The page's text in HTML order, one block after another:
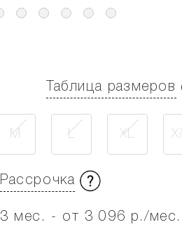
Таблица размеров
M L XL
Рассрочка
3 мес. - от 3 096 р./мес.